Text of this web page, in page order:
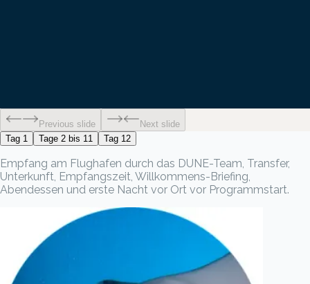
Previous slide
Next slide
Tag 1
Tage 2 bis 11 Tag 12
Empfang am Flughafen durch das DUNE-Team, Transfer,
Unterkunft, Empfangszeit, Willkommens-Briefing,
Abendessen und erste Nacht vor Ort vor Programmstart.